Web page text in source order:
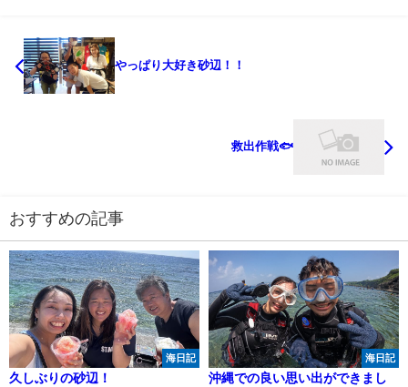
やっぱり大好き砂辺！！
救出作戦🐟
おすすめの記事
海日記
久しぶりの砂辺！
海日記
沖縄での良い思い出ができまし